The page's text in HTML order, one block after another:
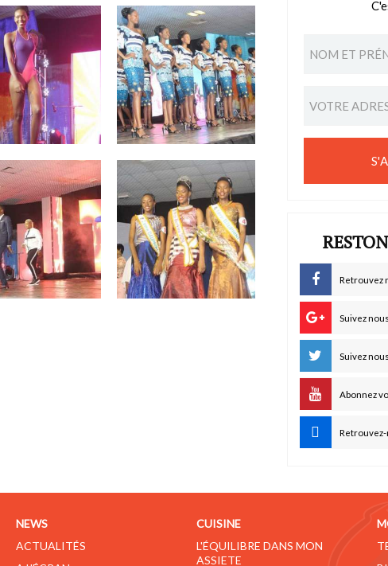
Retrouvez
Suivez
Suivez
Abonnez
NEWS
ACTUALITÉS
CUISINE
L'ÉQUILIBRE DANS MON
ASSIETE